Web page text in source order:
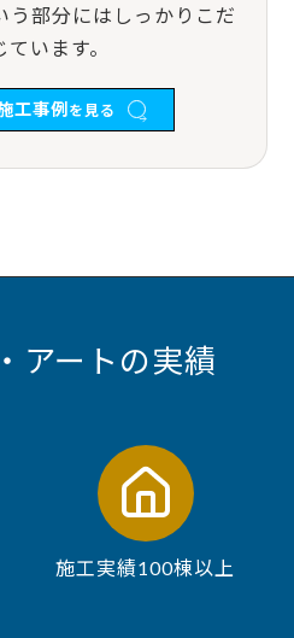
う部分にはしっかりこだ
います。
工事例 を見る
アートの実績
施工実績100棟以上